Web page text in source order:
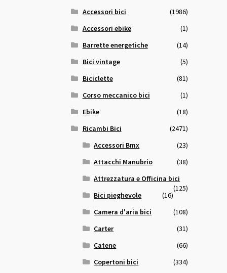
Accessori bici
(1986)
Accessori ebike
(1)
Barrette energetiche
(14)
Bici vintage
(5)
Biciclette
(81)
Corso meccanico bici
(1)
Ebike
(18)
Ricambi Bici
(2471)
Accessori Bmx
(23)
Attacchi Manubrio
(38)
Attrezzatura e Officina bici
(125)
Bici pieghevole
(16)
Camera d'aria bici
(108)
Carter
(31)
Catene
(66)
Copertoni bici
(334)